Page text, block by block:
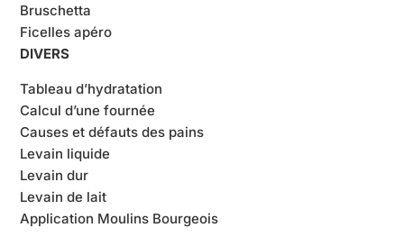
Bruschetta
Ficelles apéro
DIVERS
Tableau d’hydratation
Calcul d’une fournée
Causes et défauts des pains
Levain liquide
Levain dur
Levain de lait
Application Moulins Bourgeois